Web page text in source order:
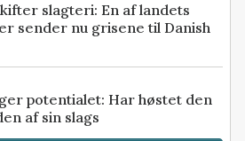
slagteri: En af landets
sender nu grisene til Danish
potentialet: Har høstet den
af sin slags